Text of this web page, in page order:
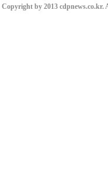
Copyright by 2013 cdpnews.co.kr.